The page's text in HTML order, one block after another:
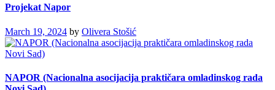
Projekat Napor
March 19, 2024 by Olivera Stošić
NAPOR (Nacionalna asocijacija praktičara omladinskog rada